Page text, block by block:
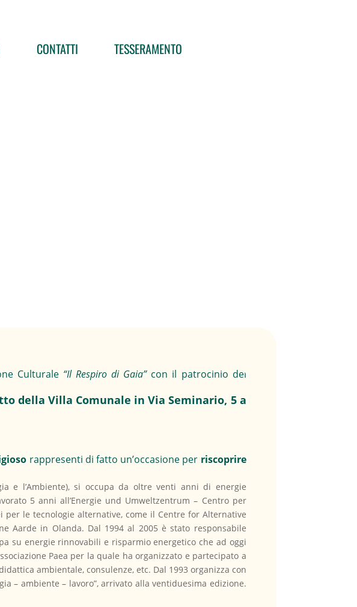
CONTATTI TESSERAMENTO
Culturale “Il Respiro di Gaia”con il patrocinio dei
della Villa Comunale in Via Seminario, 5 a
rappresenti di fatto un’occasione per riscoprire
e l’Ambiente), si occupa da oltre venti anni di energie
5 anni all’Energie und Umweltzentrum – Centro per
per le tecnologie alternative, come il Centre for Alternative
Aarde in Olanda. Dal 1994 al 2005 è stato responsabile
su energie rinnovabili e risparmio energetico che ad oggi
Paea per la quale ha organizzato e partecipato a
ambientale, consulenze, etc. Dal 1993 organizza con
– ambiente – lavoro”, arrivato alla ventiduesima edizione.